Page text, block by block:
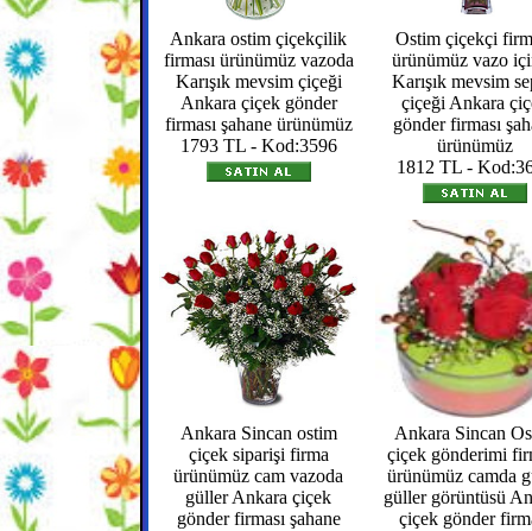
Ankara ostim çiçekçilik
firması ürünümüz vazoda
Karışık mevsim çiçeği
Ankara çiçek gönder
firması şahane ürünümüz
1793 TL - Kod:3596
Ostim çiçekçi
ürünümüz vazo
Karışık mevsim
çiçeği Ankara
gönder firması
ürünümüz
1812 TL -
Ankara Sincan ostim
çiçek siparişi firma
ürünümüz cam vazoda
güller Ankara çiçek
gönder firması şahane
Ankara Sincan
çiçek gönderimi
ürünümüz camda
güller görüntüsü
çiçek gönder